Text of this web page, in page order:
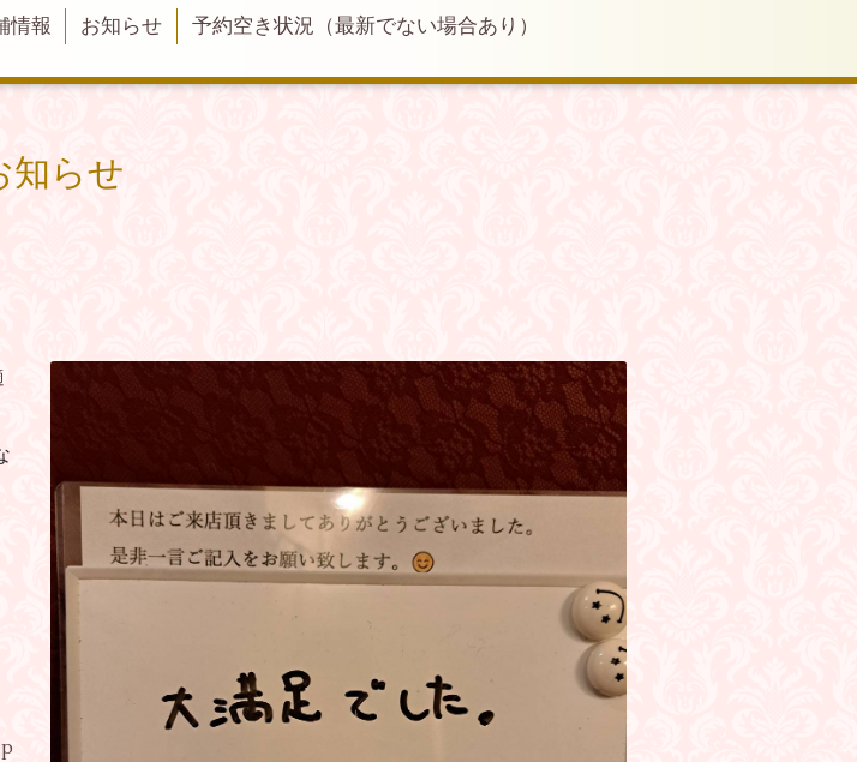
情報 お知らせ 予約空き状況（最新でない場合あり）
知らせ